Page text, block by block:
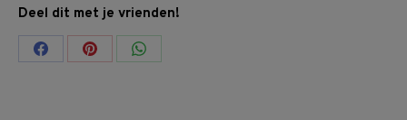
Deel dit met je vrienden!
Share Share Share